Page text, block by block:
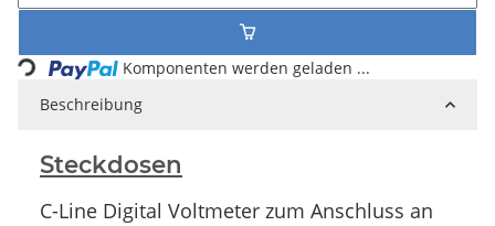
Komponenten werden geladen ...
Beschreibung
Steckdosen
C-Line Digital Voltmeter zum Anschluss an